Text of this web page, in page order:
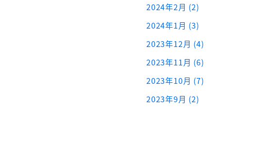
2024年2月 (2)
2024年1月 (3)
2023年12月 (4)
2023年11月 (6)
2023年10月 (7)
2023年9月 (2)